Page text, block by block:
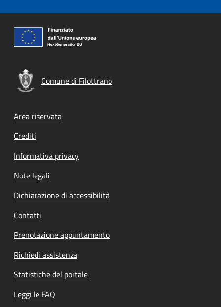
Comune di Filottrano
Footer menu
Area riservata
Crediti
Informativa privacy
Note legali
Dichiarazione di accessibilità
Contatti
Prenotazione appuntamento
Richiedi assistenza
Statistiche del portale
Leggi le FAQ